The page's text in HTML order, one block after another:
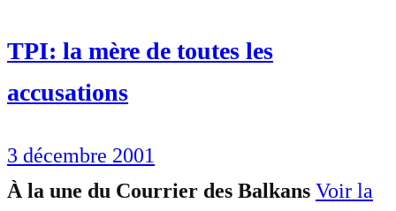
TPI: la mère de toutes les
accusations
3 décembre 2001
À la une du Courrier des Balkans Voir la